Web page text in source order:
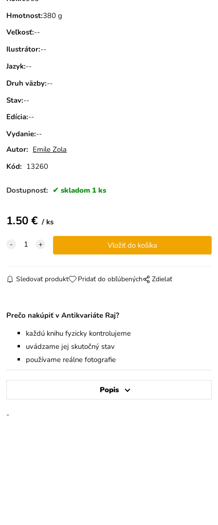
Hmotnost:380 g
Veľkosť:--
Ilustrátor:--
Jazyk:--
Druh väzby:--
Stav:--
Edícia:--
Vydanie:--
Autor: Emile Zola
Kód: 13260
Dostupnosť: skladom 1 ks
1.50€ ks
Sledovať produkt Pridať do obľúbených Zdielať
Prečo nakúpiť v Antikvariáte Raj?
každú knihu fyzicky kontrolujeme
uvádzame jej skutočný stav
používame reálne fotografie
Popis
-